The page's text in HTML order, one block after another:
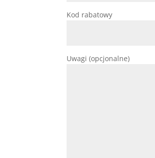
Kod rabatowy
Uwagi (opcjonalne)